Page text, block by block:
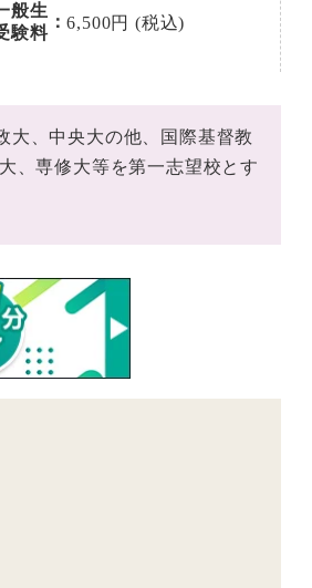
般生
験料
：6,500円 (税込)
大、中央大の他、国際基督教
、専修大等を第一志望校とす